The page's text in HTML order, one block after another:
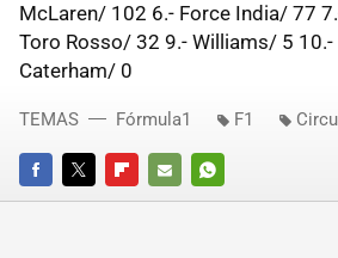
McLaren/ 102 6.- Force India/ 77
Toro Rosso/ 32 9.- Williams/ 5
Caterham/ 0
FACEBOOKTWITTERFLIPBOARD
E-
WHATSAPP
TEMAS Fórmula1 F1